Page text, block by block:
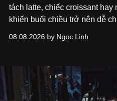
tách latte, chiếc croissant hay
khiến buổi chiều trở nên dễ
sử dụng bảng màu nâu sữa,
quán cà phê. Dưới đây là
nhất của xu hướng này.
08.08.2026 by Ngọc Linh